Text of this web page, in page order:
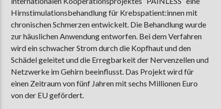
19:00 24:00
ZU HÖREN INMünster90,9 MHzSteinfurt103,9 MHz
Hirnstimulationsbehandlung für Krebspatient:innen mit
chronischen Schmerzen entwickelt. Die Behandlung wurde
zur häuslichen Anwendung entworfen. Bei dem Verfahren
wird ein schwacher Strom durch die Kopfhaut und den
Schädel geleitet und die Erregbarkeit der Nervenzellen und
Netzwerke im Gehirn beeinflusst. Das Projekt wird für
einen Zeitraum von fünf Jahren mit sechs Millionen Euro
von der EU gefördert.